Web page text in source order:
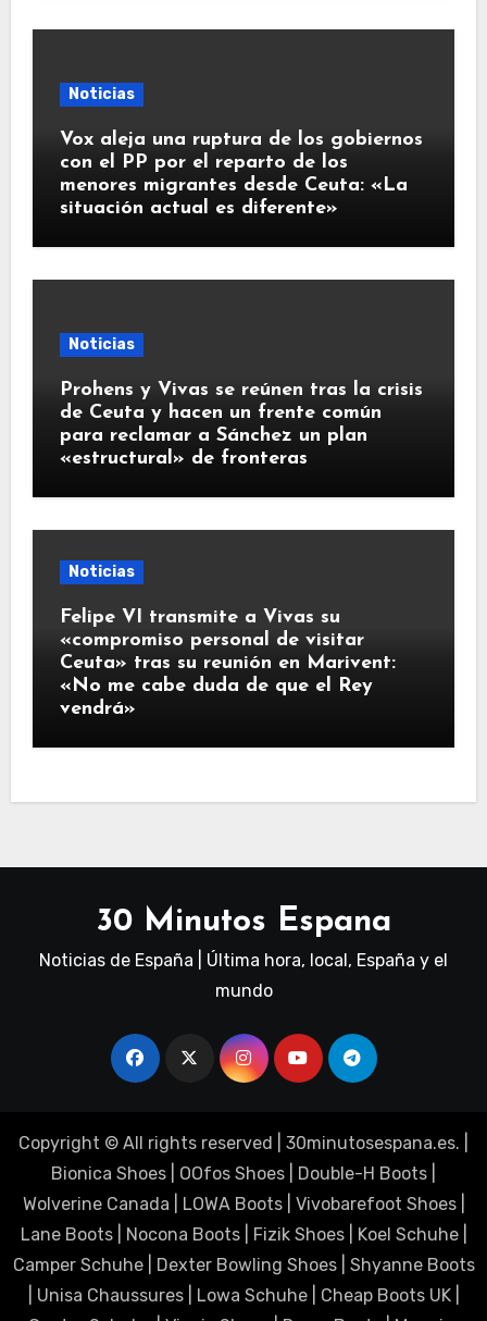
Noticias
Vox aleja una ruptura de los gobiernos
con el PP por el reparto de los
menores migrantes desde Ceuta: «La
situación actual es diferente»
Noticias
Prohens y Vivas se reúnen tras la crisis
de Ceuta y hacen un frente común
para reclamar a Sánchez un plan
«estructural» de fronteras
Noticias
Felipe VI transmite a Vivas su
«compromiso personal de visitar
Ceuta» tras su reunión en Marivent:
«No me cabe duda de que el Rey
vendrá»
30 Minutos Espana
Noticias de España | Última hora, local, España y el
mundo
Copyright © All rights reserved 30minutosespana.es. |
Bionica Shoes
OOfos Shoes Double-H Boots
Wolverine Canada
LOWA Boots| Vivobarefoot Shoes|
Lane Boots| Nocona Boots| Fizik Shoes| Koel Schuhe|
Camper Schuhe| Dexter Bowling Shoes| Shyanne Boots
Unisa Chaussures| Lowa Schuhe| Cheap Boots UK